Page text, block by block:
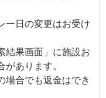
ー日の変更はお受け
結果画面」に施設お
あります。
場合でも返金はでき